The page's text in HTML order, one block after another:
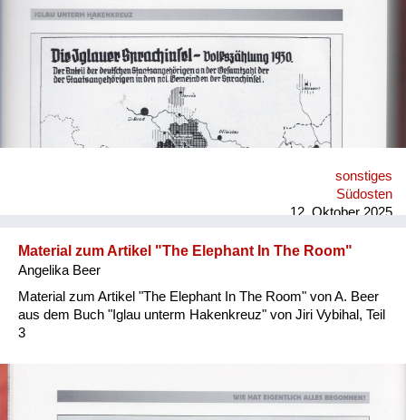
sonstiges
Südosten
12. Oktober 2025
Material zum Artikel "The Elephant In The Room"
Angelika Beer
Material zum Artikel "The Elephant In The Room" von A. Beer
aus dem Buch "Iglau unterm Hakenkreuz" von Jiri Vybihal, Teil
3